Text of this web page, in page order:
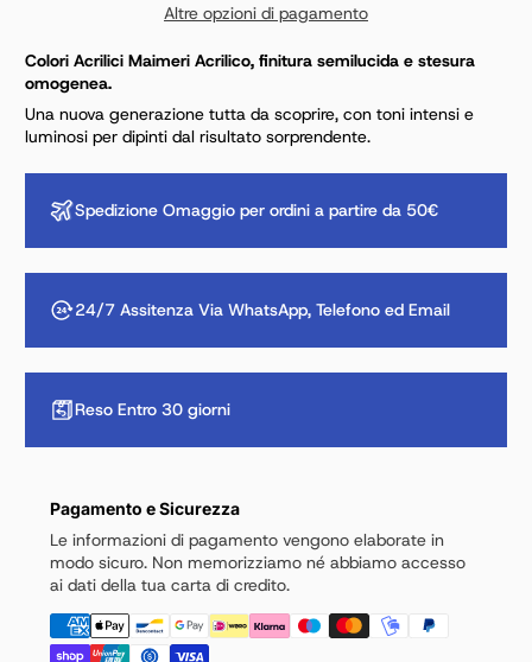
Altre opzioni di pagamento
Colori Acrilici Maimeri Acrilico, finitura semilucida e stesura
omogenea.
Una nuova generazione tutta da scoprire, con toni intensi e
luminosi per dipinti dal risultato sorprendente.
Spedizione Omaggio per ordini a partire da 50€
24/7 Assitenza Via WhatsApp, Telefono ed Email
Reso Entro 30 giorni
Pagamento e Sicurezza
Le informazioni di pagamento vengono elaborate in
modo sicuro. Non memorizziamo né abbiamo accesso
ai dati della tua carta di credito.